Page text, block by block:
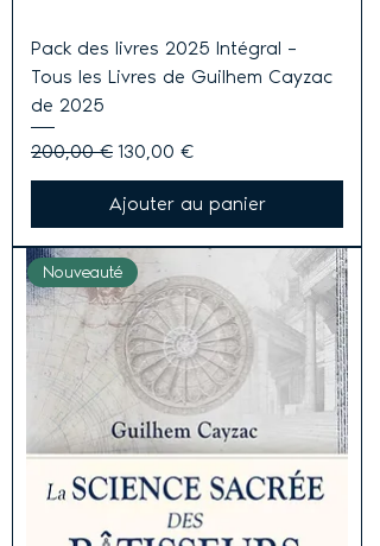
Pack des livres 2025 Intégral –
Tous les Livres de Guilhem Cayzac
de 2025
Prix original
200,00 € Prix promotionnel
130,00 €
Ajouter au panier
Nouveauté